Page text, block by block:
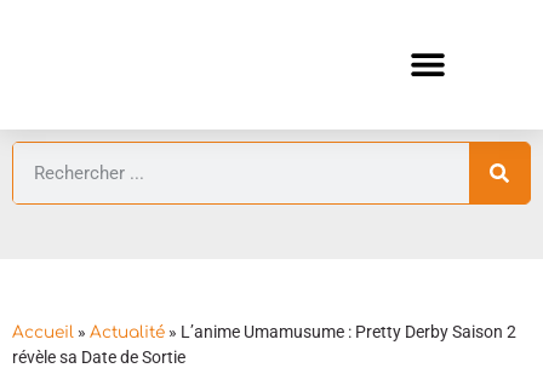
Accueil » Actualité » L’anime Umamusume : Pretty Derby Saison 2
révèle sa Date de Sortie